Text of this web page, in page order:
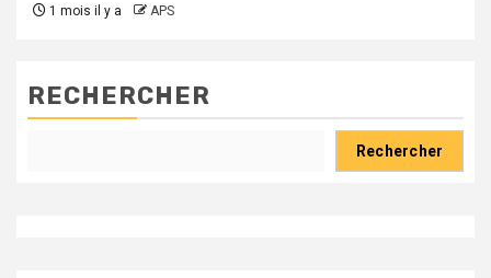
1 mois il y a APS
RECHERCHER
Rechercher